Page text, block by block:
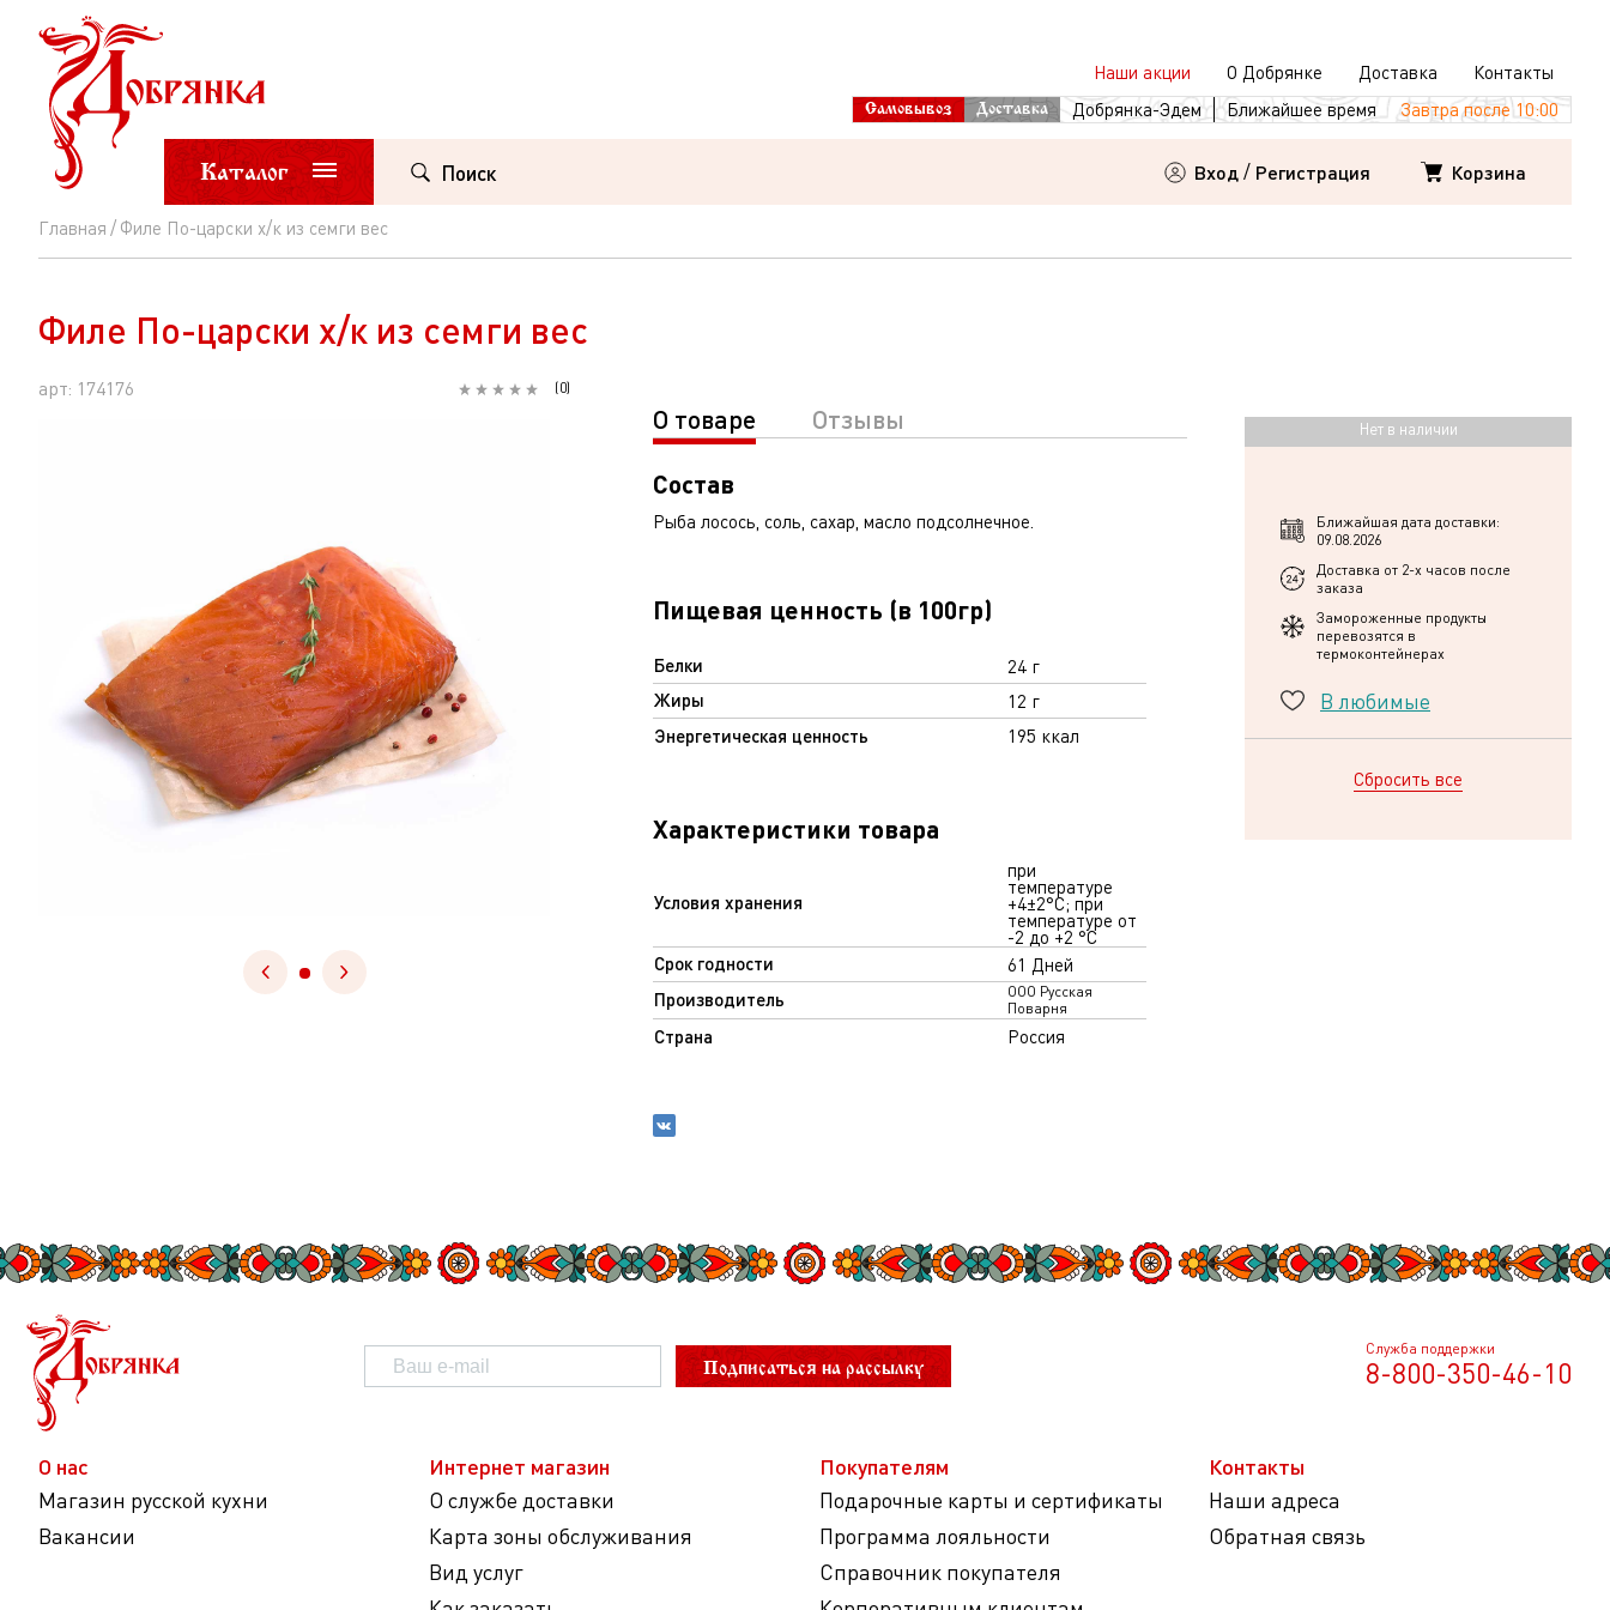
Наши акции О Добрянке Доставка Контакты
Самовывоз Доставка Добрянка-Эдем Ближайшее время Завтра после 10:00
Каталог Поиск Вход / Регистрация Корзина
Главная Филе По-царски х/к из семги вес
Филе
По-
царски
Филе По-царски х/к из семги вес
арт: 174176 (0)
О товаре
Отзывы
Состав
Рыба лосось, соль, сахар, масло подсолнечное.
Пищевая ценность (в 100гр)
Белки 24 г
Жиры 12 г
Энергетическая ценность 195 ккал
Характеристики товара
Условия хранения
при
температуре
+4±2°С; при
температуре от
-2 до +2 °С
Срок годности 61 Дней
Производитель
ООО Русская
Поварня
Страна Россия
Нет в наличии
Ближайшая дата доставки:
09.08.2026
Доставка от 2-х часов после
заказа
Замороженные продукты
перевозятся в
термоконтейнерах
В любимые
Сбросить все
Подписаться на рассылку
Служба поддержки
8-800-350-46-10
О нас
Магазин русской кухни
Вакансии
Интернет магазин
О службе доставки
Карта зоны обслуживания
Вид услуг
Покупателям
Подарочные карты и сертификаты
Программа лояльности
Справочник покупателя
Контакты
Наши адреса
Обратная связь